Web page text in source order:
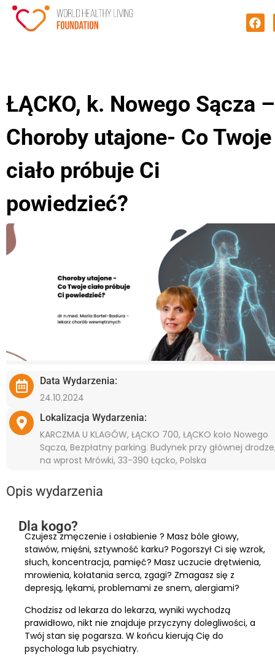
ŁĄCKO, k. Nowego Sącza –
Choroby utajone- Co Twoje
ciało próbuje Ci
powiedzieć?
Data Wydarzenia:
24.10.2024
Lokalizacja Wydarzenia:
KARCZMA U KLAGÓW, ŁĄCKO 700, ŁĄCKO koło Nowego
Sącza, Bezpłatny parking. Budynek przy głównej
na wprost Mrówki, 33-390 Łącko, Polska
Opis wydarzenia
Dla kogo?
Czujesz zmęczenie i osłabienie ? Masz bóle głowy,
stawów, mięśni, sztywność karku? Pogorszył Ci się wzrok,
słuch, koncentracja, pamięć? Masz uczucie drętwienia,
mrowienia, kołatania serca, zgagi? Zmagasz się z
depresją, lękami, problemami ze snem, alergiami?
Chodzisz od lekarza do lekarza, wyniki wychodzą
prawidłowo, nikt nie znajduje przyczyny dolegliwości, a
Twój stan się pogarsza. W końcu kierują Cię do
psychologa lub psychiatry.